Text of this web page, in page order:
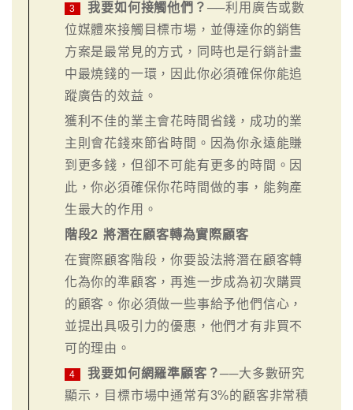
3 我要如何接觸他們？ ──利用廣告或數
位媒體來接觸目標市場，並傳達你的銷售
方案是最常見的方式，同時也是行銷計畫
中最燒錢的一環，因此你必須確保你能追
蹤廣告的效益。
獲利不佳的業主會花時間省錢，成功的業
主則會花錢來節省時間。因為你永遠能賺
到更多錢，但卻不可能有更多的時間。因
此，你必須確保你花時間做的事，能夠產
生最大的作用。
階段2 將潛在顧客轉為實際顧客
在實際顧客階段，你要設法將潛在顧客轉
化為你的準顧客，再進一步成為初次購買
的顧客。你必須做一些事給予他們信心，
並提出具吸引力的優惠，他們才有非買不
可的理由。
4 我要如何網羅準顧客？──大多數研究
顯示，目標市場中通常有3%的顧客非常積